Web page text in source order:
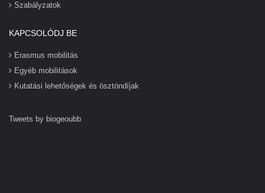
Szabályzatok
KAPCSOLÓDJ BE
Erasmus mobilitás
Egyéb mobilitások
Kutatási lehetőségek és ösztöndíjak
Tweets by biogeoubb